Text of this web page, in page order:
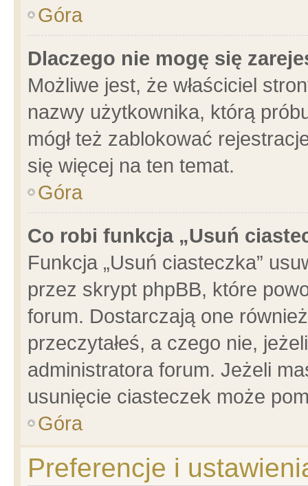
Góra
Dlaczego nie mogę się
Możliwe jest, że właściciel
nazwy użytkownika, którą
mógł też zablokować
się więcej na ten temat.
Góra
Co robi funkcja „Usuń
Funkcja „Usuń ciasteczka”
przez skrypt phpBB, które
forum. Dostarczają one
przeczytałeś, a czego nie,
administratora forum. Jeżeli
usunięcie ciasteczek może
Góra
Preferencje i